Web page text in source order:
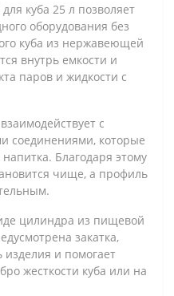
куба 25 л позволяет
оборудования без
куба из нержавеющей
внутрь емкости и
паров и жидкости с
с
соединениями, которые
Благодаря этому
чище, а профиль
цилиндра из пищевой
закатка,
изделия и помогает
жесткости куба или на